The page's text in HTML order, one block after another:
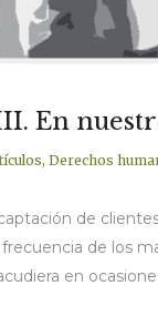
En
, Derechos
de
de los
en